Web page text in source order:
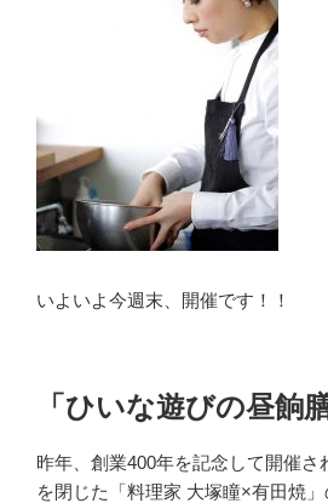
いよいよ今週末、開催です！！
「ひいな遊びの昼餉膳
昨年、創業400年を記念して開催さ
を閉じた「料理家 大塚瞳×有田焼